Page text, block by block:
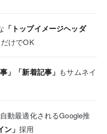
「トップイメージヘッダ
けでOK
」「新着記事」 もサムネイ
動最適化されるGoogle推
ン」採用